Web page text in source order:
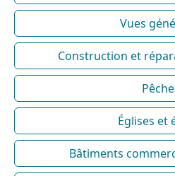
Vues
Construction et
Églises et
Bâtiments